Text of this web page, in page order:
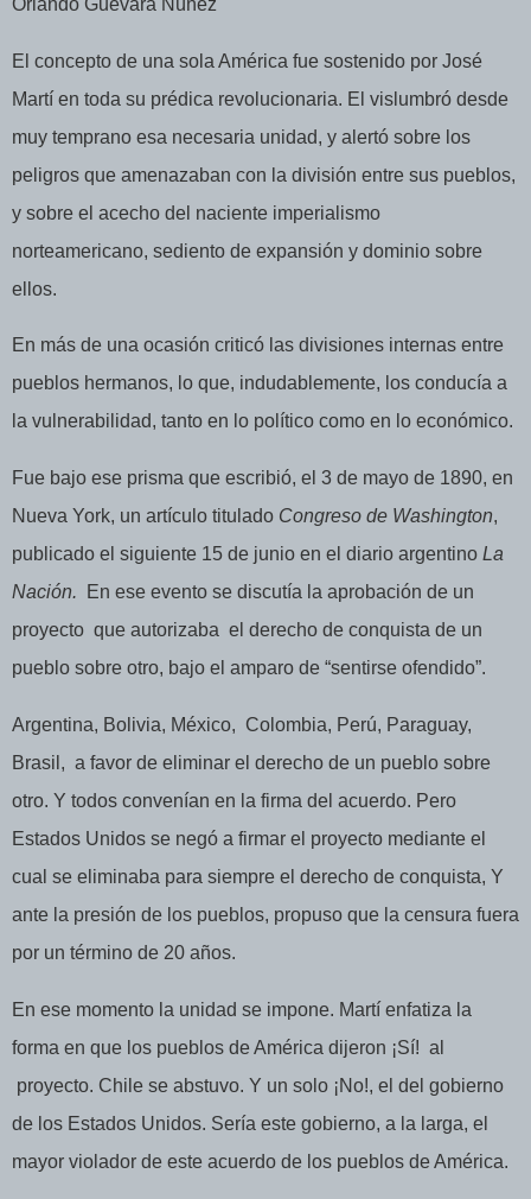
El concepto de una sola América fue sostenido por José
Martí en toda su prédica revolucionaria. El vislumbró desde
muy temprano esa necesaria unidad, y alertó sobre los
peligros que amenazaban con la división entre sus pueblos,
y sobre el acecho del naciente imperialismo
norteamericano, sediento de expansión y dominio sobre
ellos.
En más de una ocasión criticó las divisiones internas entre
pueblos hermanos, lo que, indudablemente, los conducía a
la vulnerabilidad, tanto en lo político como en lo económico.
Fue bajo ese prisma que escribió, el 3 de mayo de 1890, en
Nueva York, un artículo titulado Congreso de Washington,
publicado el siguiente 15 de junio en el diario argentino La
Nación.
En ese evento se discutía la aprobación de un
proyecto que autorizaba el derecho de conquista de un
pueblo sobre otro, bajo el amparo de “sentirse ofendido”.
Argentina, Bolivia, México, Colombia, Perú, Paraguay,
Brasil, a favor de eliminar el derecho de un pueblo sobre
otro. Y todos convenían en la firma del acuerdo. Pero
Estados Unidos se negó a firmar el proyecto mediante el
cual se eliminaba para siempre el derecho de conquista, Y
ante la presión de los pueblos, propuso que la censura fuera
por un término de 20 años.
En ese momento la unidad se impone. Martí enfatiza la
forma en que los pueblos de América dijeron ¡Sí! al
proyecto. Chile se abstuvo. Y un solo ¡No!, el del gobierno
de los Estados Unidos. Sería este gobierno, a la larga, el
mayor violador de este acuerdo de los pueblos de América.